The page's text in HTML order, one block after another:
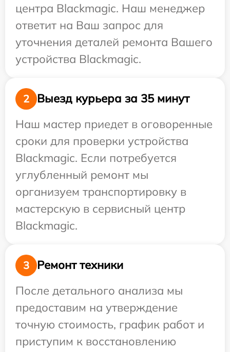
центра Blackmagic. Наш менеджер
ответит на Ваш запрос для
уточнения деталей ремонта Вашего
устройства Blackmagic.
2
Выезд курьера за 35 минут
Наш мастер приедет в оговоренные
сроки для проверки устройства
Blackmagic. Если потребуется
углубленный ремонт мы
организуем транспортировку в
мастерскую в сервисный центр
Blackmagic.
3
Ремонт техники
После детального анализа мы
предоставим на утверждение
точную стоимость, график работ и
приступим к восстановлению